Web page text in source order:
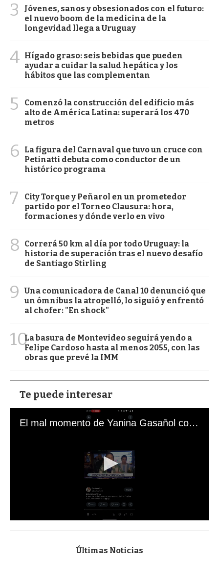
3
Jóvenes, sanos y obsesionados con el futuro:
el nuevo boom de la medicina de la
longevidad llega a Uruguay
4 Hígado graso: seis bebidas que pueden
ayudar a cuidar la salud hepática y los
hábitos que las complementan
5
Comenzó la construcción del edificio más
alto de América Latina: superará los 470
metros
6
La figura del Carnaval que tuvo un cruce con
Petinatti debuta como conductor de un
histórico programa
7
City Torque y Peñarol en un prometedor
partido por el Torneo Clausura: hora,
formaciones y dónde verlo en vivo
8
Correrá 50 km al día por todo Uruguay: la
historia de superación tras el nuevo desafío
de Santiago Stirling
9
Una comunicadora de Canal 10 denunció que
un ómnibus la atropelló, lo siguió y enfrentó
al chofer: "En shock"
10La basura de Montevideo seguirá yendo a
Felipe Cardoso hasta al menos 2055, con las
obras que prevé la IMM
Te puede interesar
El mal momento de Yanina Gasañol con un hincha argentino en "Subrayado"
s
Últimas Noticias